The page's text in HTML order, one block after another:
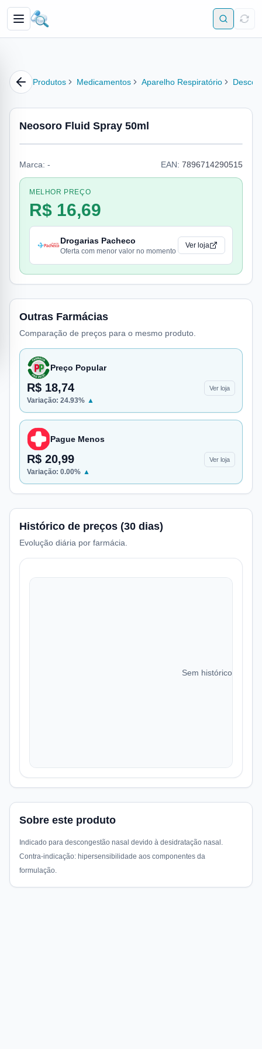
Produtos Medicamentos Aparelho Respiratório
Neosoro Fluid Spray 50ml
Marca: - EAN: 7896714290515
MELHOR PREÇO
R$ 16,69
Drogarias Pacheco
Oferta com menor valor no momento
Ver loja
Outras Farmácias
Comparação de preços para o mesmo produto.
Preço Popular
R$ 18,74 Ver loja
Variação: 24.93% ▲
Pague Menos
R$ 20,99 Ver loja
Variação: 0.00% ▲
Histórico de preços (30 dias)
Evolução diária por farmácia.
Sem histórico de
Sobre este produto
Indicado para descongestão nasal devido à desidratação nasal.
Contra-indicação: hipersensibilidade aos componentes da
formulação.